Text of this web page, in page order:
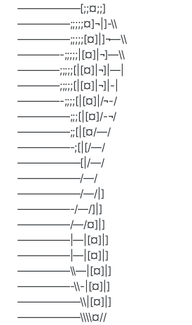
——————[;;¤;;]
—————;;;;;¤]¬|]-\\
—————;;;;;[¤]|]¬—\\
————-;;;;;|[¤]|¬]—\\
————;;;;;[|[¤]|¬]|—|
————;;;;;[|[¤]|¬]|-|
————-;;;;[|[¤]|/¬-/
—————;;;[|[¤]/-¬/
—————;;[|[¤/—/
—————-;[|[/—/
——————[|/—/
——————/—/
——————/—/|]
—————-/—/]|]
—————/—/¤]|]
—————|—|[¤]|]
—————|—|[¤]|]
—————\\—|[¤]|]
—————-\\-|[¤]|]
——————\\|[¤]|]
——————\\\\¤//